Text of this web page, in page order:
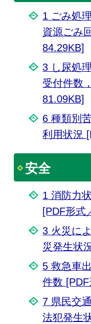
1 ごみ処
資源ごみ
84.29KB]
3 し尿処
受付件数
81.09KB]
6 種類別
利用状況
安全
1 消防力
[PDF形式
3 火災に
災発生状
5 救急車
件数
7 県民交
法犯発生